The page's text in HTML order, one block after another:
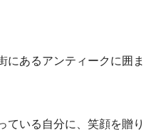
にあるアンティークに囲ま
ている自分に、笑顔を贈り